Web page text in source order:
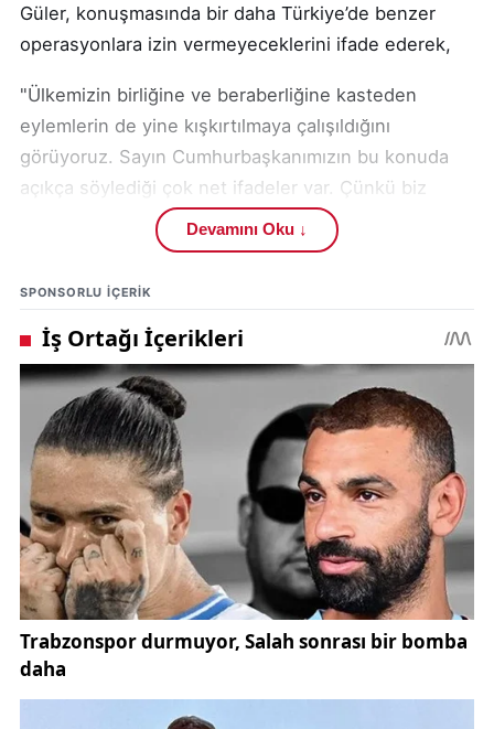
Güler, konuşmasında bir daha Türkiye’de benzer
operasyonlara izin vermeyeceklerini ifade ederek,
"Ülkemizin birliğine ve beraberliğine kasteden
eylemlerin de yine kışkırtılmaya çalışıldığını
görüyoruz. Sayın Cumhurbaşkanımızın bu konuda
açıkça söylediği çok net ifadeler var. Çünkü biz
biliyoruz ki Anadolu bize emanet edilen, bu coğrafya
ki merkezinde bulunan, şehrimiz, kadim şehrimiz,
sultan şehrimiz Selçuklu‘ya başkentlik yapan bu
şehrimizde o tarihte de birilerinin farklı hesapları
vardı vatandaşlarımızı, aziz milletimizi birbirine
düşürecek. O günün şartlarında buna Alevi-Sünni
dediler. Türk-Kürt dediler, sağcı-solcu dediler.
Bugün de laik-anti laik veya karşıtlık üzerine yine
bazı provokasyonlara girişilen eylemleri görüyoruz.
Bunu açıkça burada söylemek isterim. Bizler bu
topraklar üzerinde asla bir daha böyle bir operasyon
yapılmasına, aziz milletimizin her bir ferdinin
birliğinin, beraberliğinin bozulmasına asla müsaade
etmeyeceğiz. Biliyoruz, görüyoruz ve takip
ediyoruz. Burada gördüğünüz gibi bir ve beraber
olarak tüm Sivaslı hemşehrilerimizle nasıl o günkü
oynanan oyunları bugüne kadar boşa çıkarttıysak,
Devamını Oku ↓
SPONSORLU IÇERIK